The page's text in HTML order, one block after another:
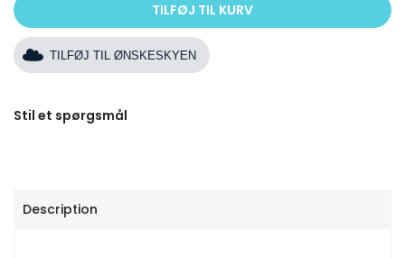
TILFØJ TIL KURV
TILFØJ TIL ØNSKESKYEN
Stil et spørgsmål
Description